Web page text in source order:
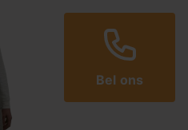
Bel ons